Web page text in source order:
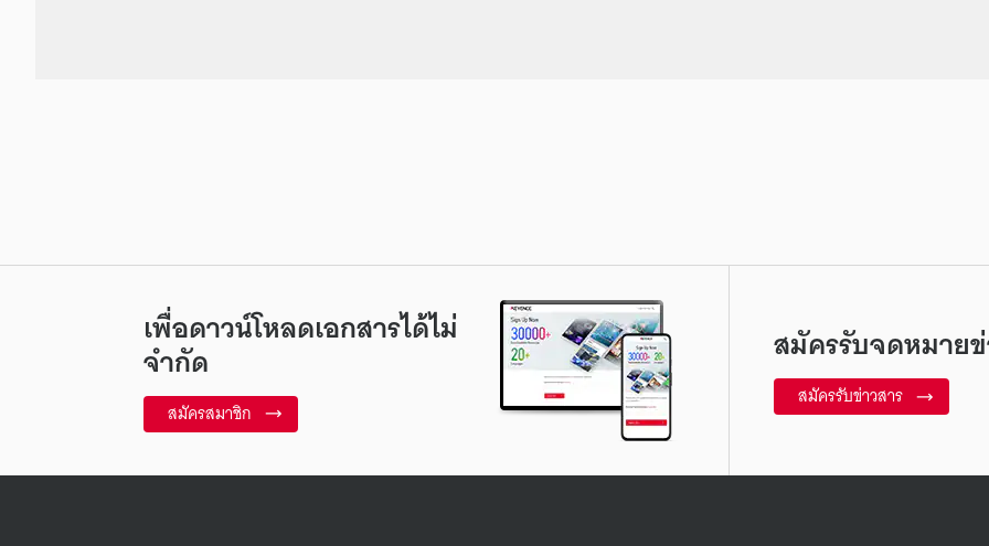
เพื่อดาวน์โหลดเอกสารได้ไม่
จำกัด
สมัครสมาชิก
สมัครรับจดหมาย
สมัครรับข่าวสาร